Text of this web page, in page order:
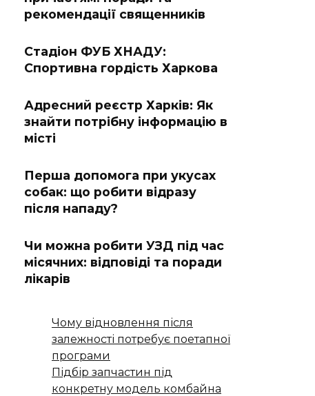
рекомендації священників
Стадіон ФУБ ХНАДУ:
Спортивна гордість Харкова
Адресний реєстр Харків: Як
знайти потрібну інформацію в
місті
Перша допомога при укусах
собак: що робити відразу
після нападу?
Чи можна робити УЗД під час
місячних: відповіді та поради
лікарів
Чому відновлення після
залежності потребує поетапної
програми
Підбір запчастин під
конкретну модель комбайна